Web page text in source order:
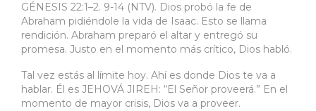
GÉNESIS 22:1–2. 9-14 (NTV). Dios probó la fe de
Abraham pidiéndole la vida de Isaac. Esto se llama
rendición. Abraham preparó el altar y entregó su
promesa. Justo en el momento más crítico, Dios habló.
Tal vez estás al límite hoy. Ahí es donde Dios te va a
hablar. Él es JEHOVÁ JIREH: “El Señor proveerá.” En el
momento de mayor crisis, Dios va a proveer.